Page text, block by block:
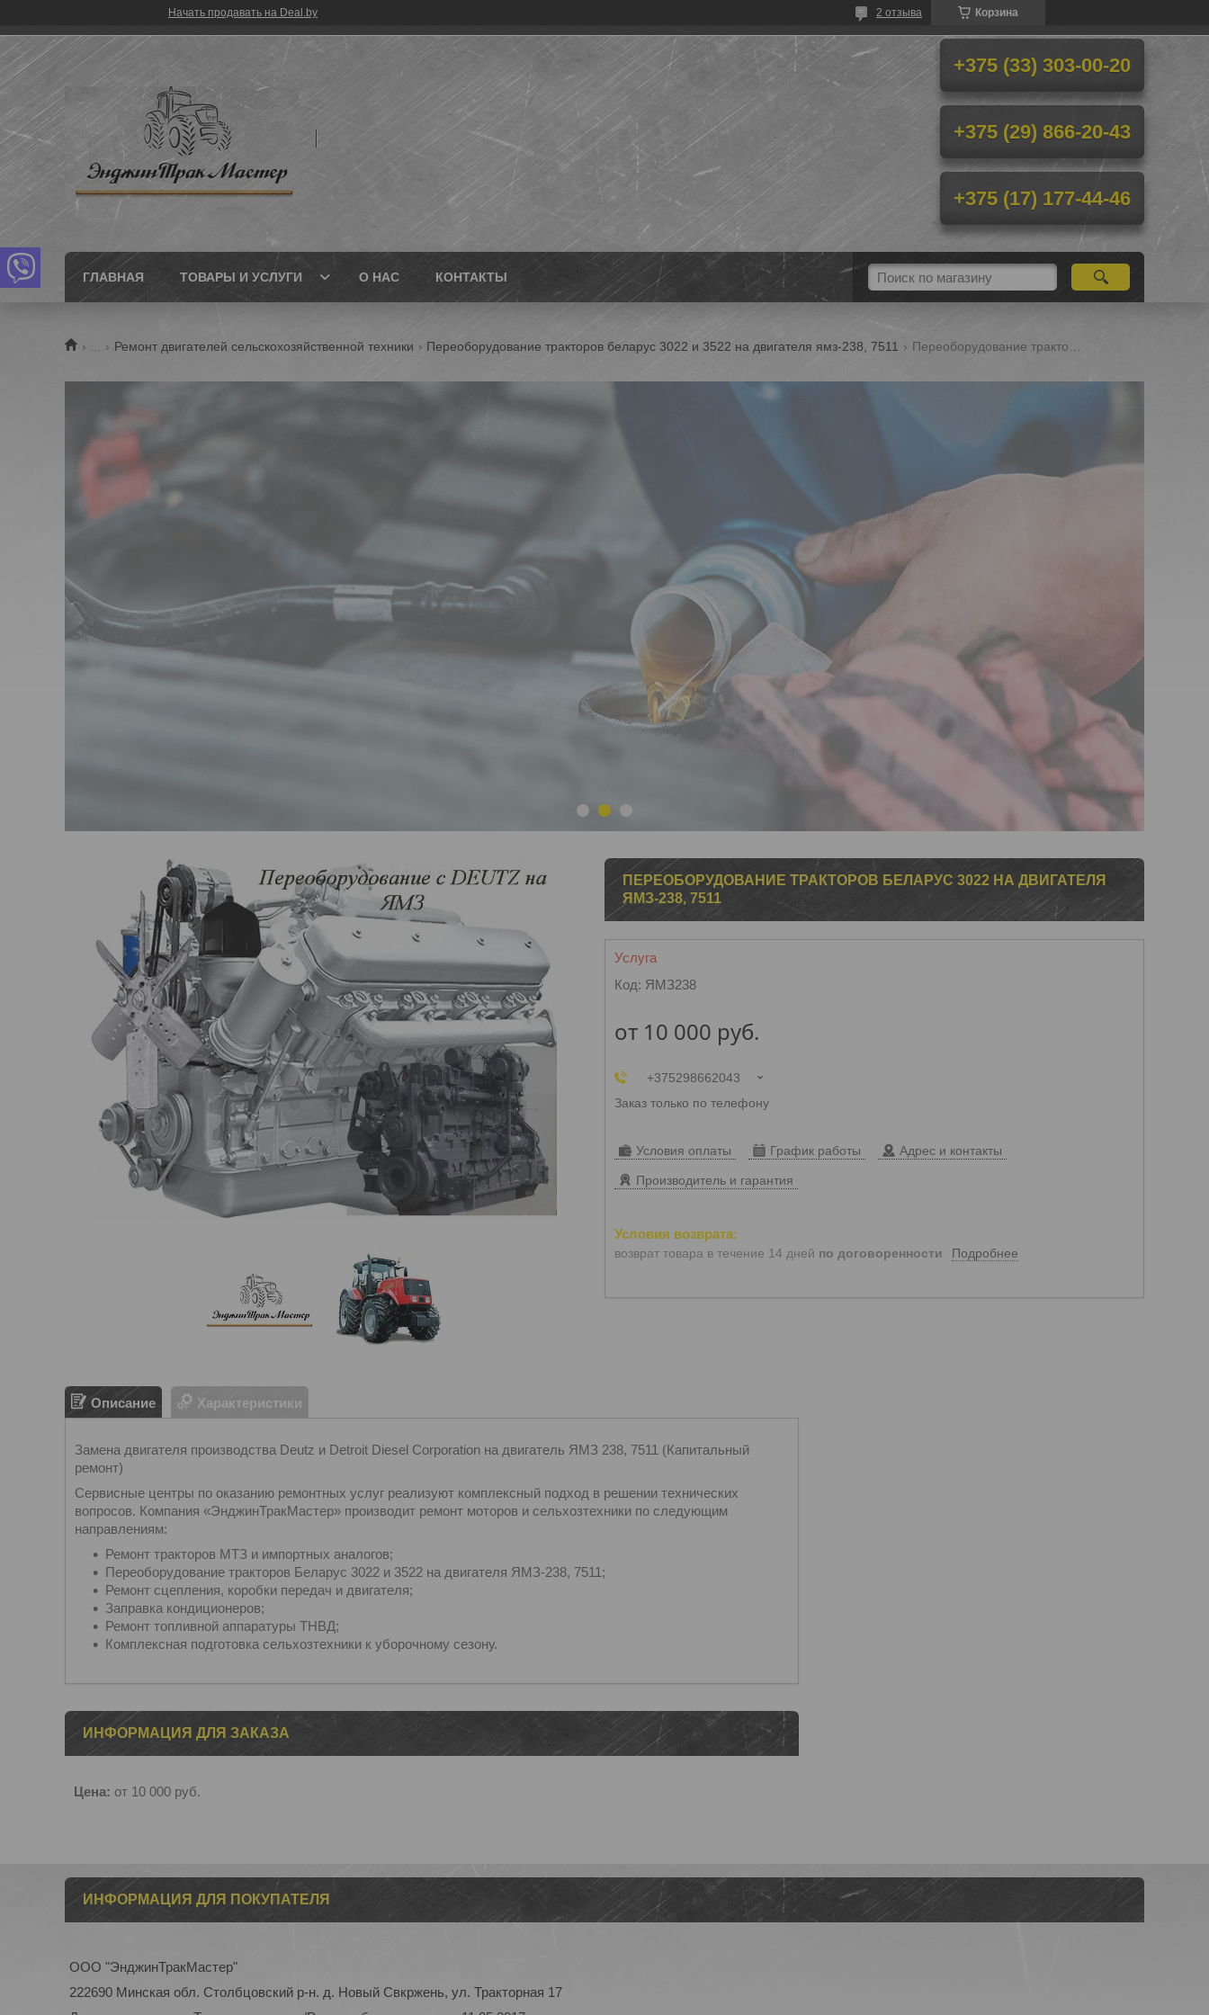
Начать продавать на Deal.by Корзина
2 отзыва
+375 (33) 303-00-20
+375 (29) 866-20-43
+375 (17) 177-44-46
ГЛАВНАЯ ТОВАРЫ И УСЛУГИ О НАС КОНТАКТЫ
Ремонт двигателей сельскохозяйственной техники Переоборудование тракторов беларус 3022 и 3522 на двигателя ямз-238, 7511
ПЕРЕОБОРУДОВАНИЕ ТРАКТОРОВ БЕЛАРУС 3022 НА ДВИГАТЕЛЯ
ЯМЗ-238, 7511
Услуга
Код: ЯМЗ238
от 10 000 руб.
+375298662043
Заказ только по телефону
Условия оплаты График работы Адрес и контакты
Производитель и гарантия
возврат товара в течение 14 дней по договоренности Подробнее
Описание Характеристики
Замена двигателя производства Deutz и Detroit Diesel Corporation на двигатель ЯМЗ 238, 7511 (Капитальный
ремонт)
Сервисные центры по оказанию ремонтных услуг реализуют комплексный подход в решении технических
вопросов. Компания «ЭнджинТракМастер» производит ремонт моторов и сельхозтехники по следующим
направлениям:
Ремонт тракторов МТЗ и импортных аналогов;
Переоборудование тракторов Беларус 3022 и 3522 на двигателя ЯМЗ-238, 7511;
Ремонт сцепления, коробки передач и двигателя;
Заправка кондиционеров;
Ремонт топливной аппаратуры ТНВД;
Комплексная подготовка сельхозтехники к уборочному сезону.
ИНФОРМАЦИЯ ДЛЯ ЗАКАЗА
Цена: от 10 000 руб.
ИНФОРМАЦИЯ ДЛЯ ПОКУПАТЕЛЯ
ООО "ЭнджинТракМастер"
222690 Минская обл. Столбцовский р-н. д. Новый Свкржень, ул. Тракторная 17